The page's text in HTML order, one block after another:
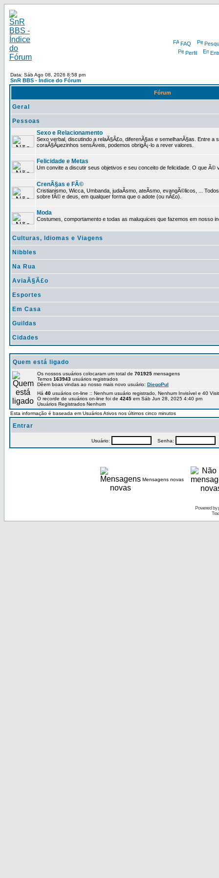
FAQ
Perfil
Data: Sáb Ago 08, 2026 8:58 pm
SnR BBS - Índice do Fórum
Fórum
Geral
Pessoas
Sexo e Relacionamento
Sexo verbal, discutindo a relaÃ§Ã£o, diferenÃ§as e semelhanÃ§as. Entre a
coraÃ§Ãµezinhos sensÃ­veis, podemos obrigÃ¡-lo a rever valores.
Felicidade e Metas
Um convite a discutir seus objetivos e seu conceito de felicidade. O que Ã©
CrenÃ§as e FÃ©
Cristianismo, Wicca, Umbanda, judaÃ­smo, ateÃ­smo, evangÃ©licos, ...
sobre fÃ© e deus, em qualquer forma que o adote (ou nÃ£o).
Moda
Costumes, comportamento e todas as maluquices que fazemos em nosso
Culturas, Idiomas e Viagens
Nibbles
Na Rua
AviaÃ§Ã£o
Esportes
Em Casa
Guildas
Cidades
Quem está ligado
Os nossos usuários colocaram um total de 701925 mensagens
Temos 163943 usuários registrados
Dêem boas vindas ao nosso mais novo usuário: DiegoPul
Há 40 usuários on-line :: Nenhum usuário registrado, Nenhum Invisível e 40
O recorde de usuários on-line foi de 4245 em Sáb Jun 28, 2025 4:40 pm
Usuários Registrados Nenhum
Esta informação é baseada em Usuários Ativos nos últimos cinco minutos
Entrar
Usuário: Senha:
Mensagens novas
Powered by